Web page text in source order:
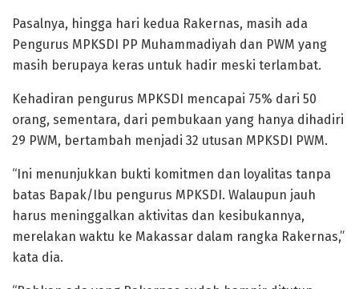
Pasalnya, hingga hari kedua Rakernas, masih ada
Pengurus MPKSDI PP Muhammadiyah dan PWM yang
masih berupaya keras untuk hadir meski terlambat.
Kehadiran pengurus MPKSDI mencapai 75% dari 50
orang, sementara, dari pembukaan yang hanya dihadiri
29 PWM, bertambah menjadi 32 utusan MPKSDI PWM.
“Ini menunjukkan bukti komitmen dan loyalitas tanpa
batas Bapak/Ibu pengurus MPKSDI. Walaupun jauh
harus meninggalkan aktivitas dan kesibukannya,
merelakan waktu ke Makassar dalam rangka Rakernas,”
kata dia.